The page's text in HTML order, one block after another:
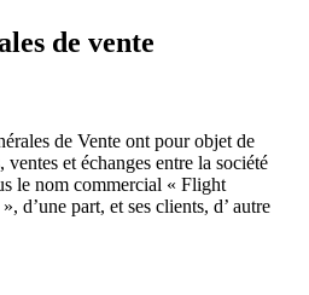
de vente
de Vente ont pour objet de
et échanges entre la société
le nom commercial « Flight
d’une part, et ses clients, d’ autre